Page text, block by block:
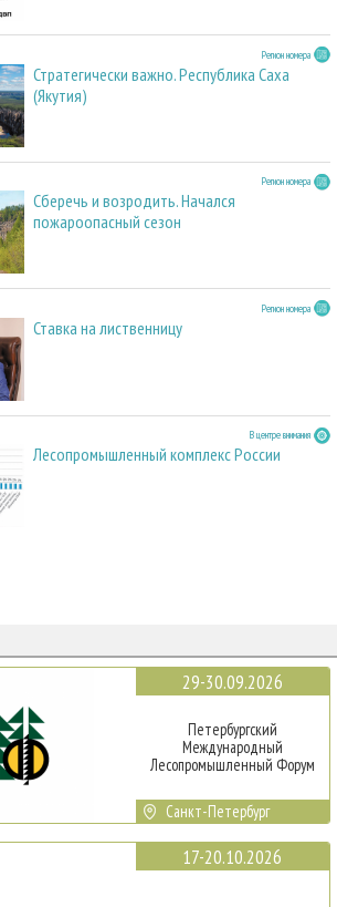
Регион номера
Стратегически важно. Республика Саха
(Якутия)
Регион номера
Сберечь и возродить. Начался
пожароопасный сезон
Регион номера
Ставка на лиственницу
В центре внимания
Лесопромышленный комплекс России
29-30.09.2026
Петербургский
Международный
Лесопромышленный Форум
Санкт-Петербург
17-20.10.2026